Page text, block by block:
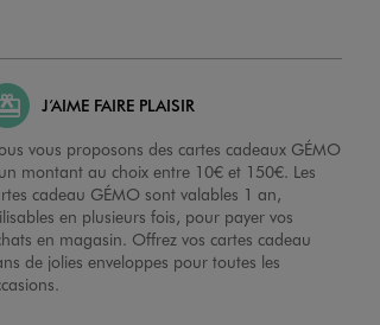
J’AIME FAIRE PLAISIR
vous proposons des cartes cadeaux GÉMO
montant au choix entre 10€ et 150€. Les
cadeau GÉMO sont valables 1 an,
en plusieurs fois, pour payer vos
en magasin. Offrez vos cartes cadeau
de jolies enveloppes pour toutes les